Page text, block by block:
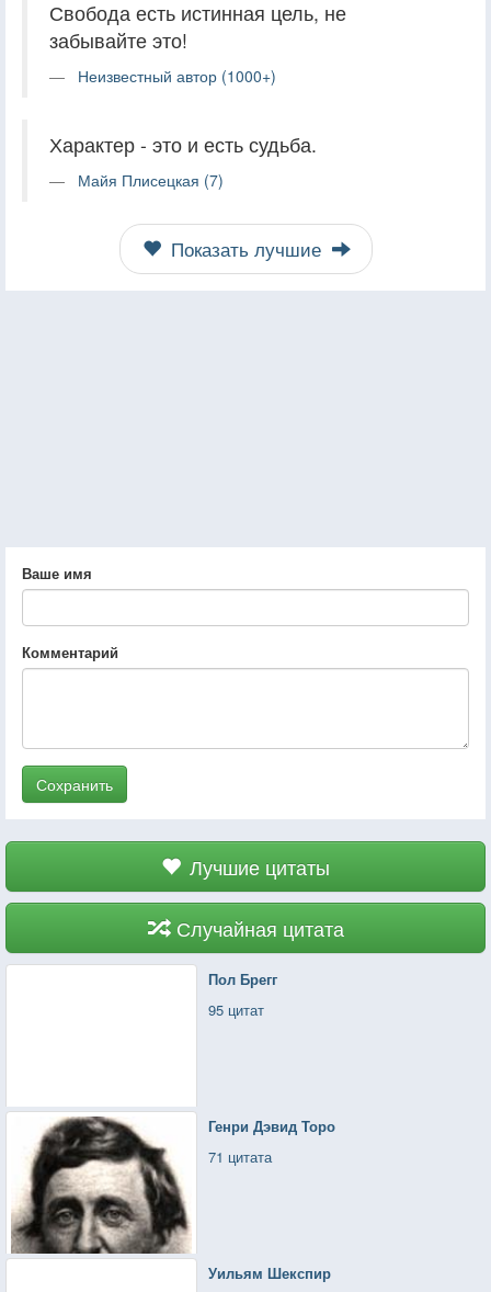
Свобода есть истинная цель, не
забывайте это!
Неизвестный автор (1000+)
Характер - это и есть судьба.
Майя Плисецкая (7)
Показать лучшие
Ваше имя
Комментарий
Сохранить
Лучшие цитаты
Случайная цитата
Пол Брегг
95 цитат
Генри Дэвид Торо
71 цитата
Уильям Шекспир